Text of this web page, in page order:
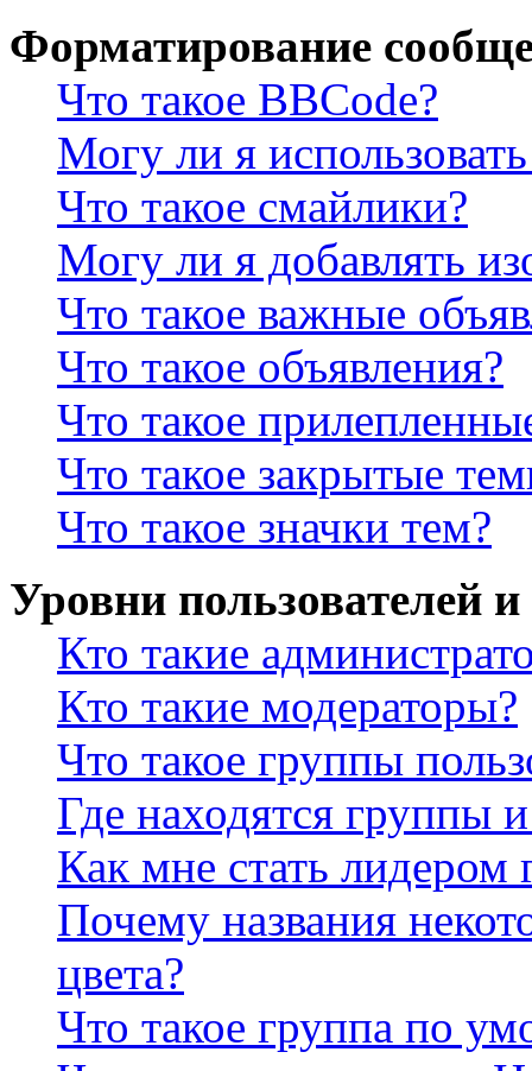
Форматирование
Что такое BBCode?
Могу ли я
Что такое смайлики?
Могу ли я добавлять
Что такое важные
Что такое объявления?
Что такое
Что такое закрытые
Что такое значки тем?
Уровни пользователей
Кто такие
Кто такие модераторы?
Что такое группы
Где находятся группы
Как мне стать лидером
Почему названия
цвета?
Что такое группа по